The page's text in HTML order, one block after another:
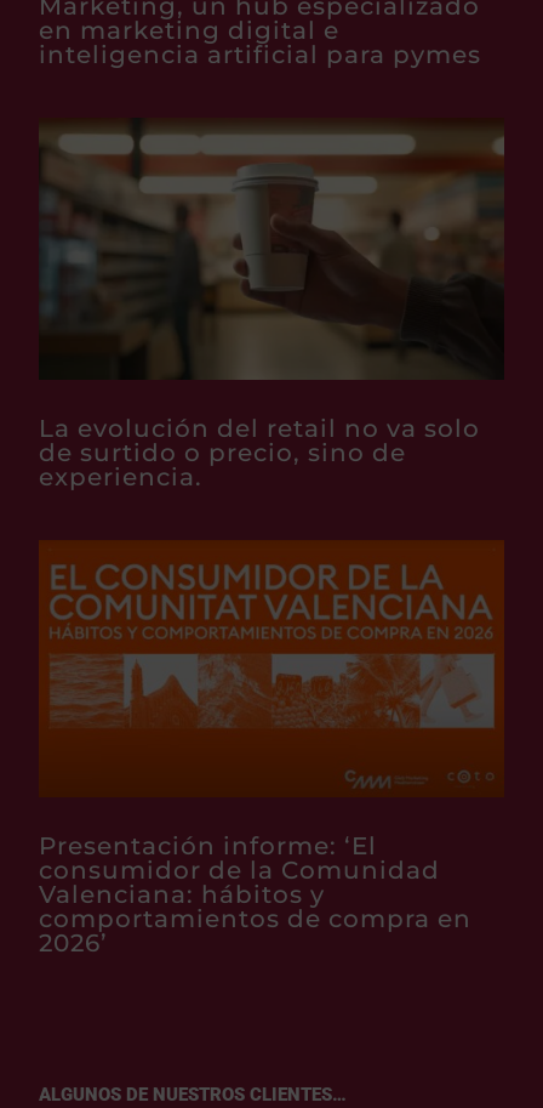
Marketing, un hub especializado
en marketing digital e
inteligencia artificial para pymes
La evolución del retail no va solo
de surtido o precio, sino de
experiencia.
Presentación informe: ‘El
consumidor de la Comunidad
Valenciana: hábitos y
comportamientos de compra en
2026’
ALGUNOS DE NUESTROS CLIENTES…